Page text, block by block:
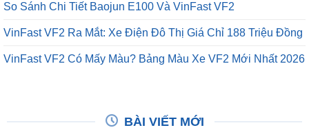
So Sánh Chi Tiết Baojun E100 Và VinFast VF2
VinFast VF2 Ra Mắt: Xe Điện Đô Thị Giá Chỉ 188 Triệu Đồng
VinFast VF2 Có Mấy Màu? Bảng Màu Xe VF2 Mới Nhất 2026
BÀI VIẾT MỚI